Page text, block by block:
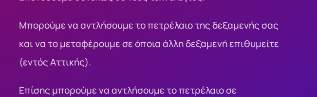
Mπορούμε να αντλήσουμε το πετρέλαιο της δεξαμενής σας
και να το μεταφέρουμε σε όποια άλλη δεξαμενή επιθυμείτε
(εντός Αττικής).
Επίσης μπορούμε να αντλήσουμε το πετρέλαιο σε